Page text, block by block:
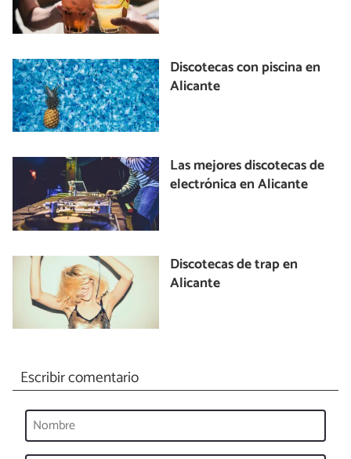
Discotecas con piscina en
Alicante
Las mejores discotecas de
electrónica en Alicante
Discotecas de trap en
Alicante
Escribir comentario